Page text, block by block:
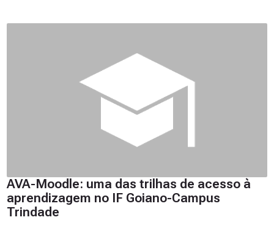
AVA-Moodle: uma das trilhas de acesso à
aprendizagem no IF Goiano-Campus
Trindade